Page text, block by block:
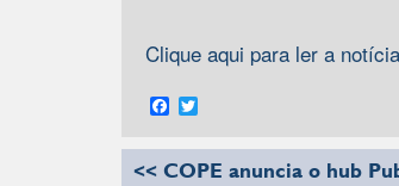
Clique aqui para ler a
Facebook
<< COPE anuncia o hub